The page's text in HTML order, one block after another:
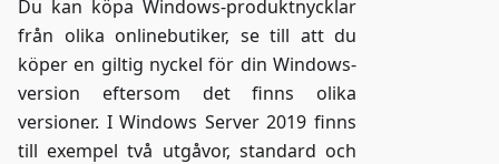
Du kan köpa Windows-produktnycklar
från olika onlinebutiker, se till att du
köper en giltig nyckel för din Windows-
version eftersom det finns olika
versioner. I Windows Server 2019 finns
till exempel två utgåvor, standard och